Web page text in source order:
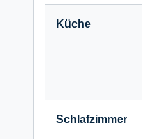
Küche
Schlafzimmer